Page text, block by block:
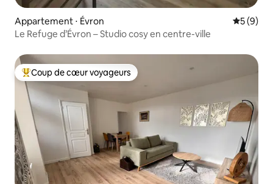
Appartement ⋅ Évron
5 (9)
Le Refuge d’Évron – Studio cosy en centre-ville
Coups de cœur voyageurs les plus appréciés
Coup de cœur voyageurs